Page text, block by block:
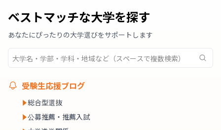
ベストマッチな大学を探す
あなたにぴったりの大学選びをサポートします
受験生応援ブログ
総合型選抜
公募推薦・推薦入試